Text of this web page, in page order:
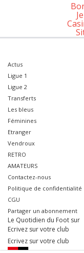
Actus
Ligue 1
Ligue 2
Transferts
Les bleus
Féminines
Etranger
Vendroux
RETRO
AMATEURS
Contactez-nous
Politique de confidentialité
CGU
Partager un abonnement
Le Quotidien du Foot sur
Ecrivez sur votre club
Ecrivez sur votre club